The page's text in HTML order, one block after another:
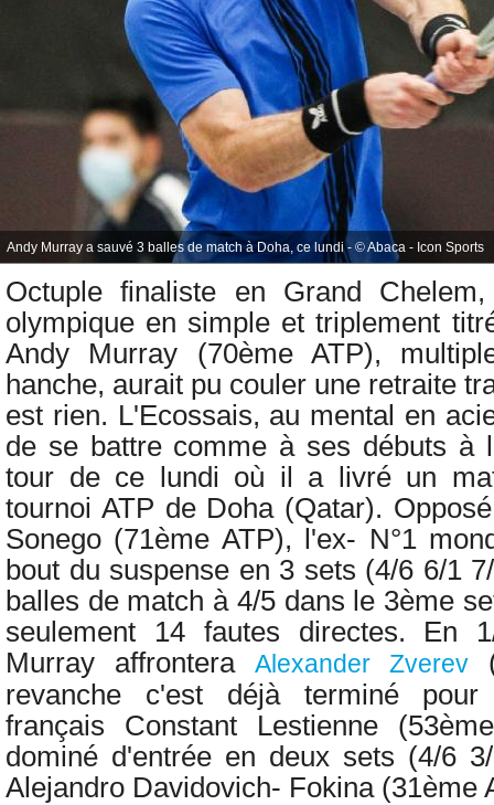
Andy Murray a sauvé 3 balles de match à Doha, ce lundi - © Abaca - Icon Sports
Octuple finaliste en Grand
olympique en simple et triplement
Andy Murray (70ème ATP),
hanche, aurait pu couler une retraite
est rien. L'Ecossais, au mental en
de se battre comme à ses débuts à
tour de ce lundi où il a livré un
tournoi ATP de Doha (Qatar).
Sonego (71ème ATP), l'ex- N°1
bout du suspense en 3 sets (4/6 6/1
balles de match à 4/5 dans le 3ème
seulement 14 fautes directes. En
Murray affrontera Alexander Zverev
revanche c'est déjà terminé
français Constant Lestienne
dominé d'entrée en deux sets (4/6
Alejandro Davidovich- Fokina (31ème